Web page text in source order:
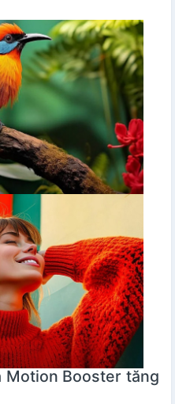
Motion Booster tăng